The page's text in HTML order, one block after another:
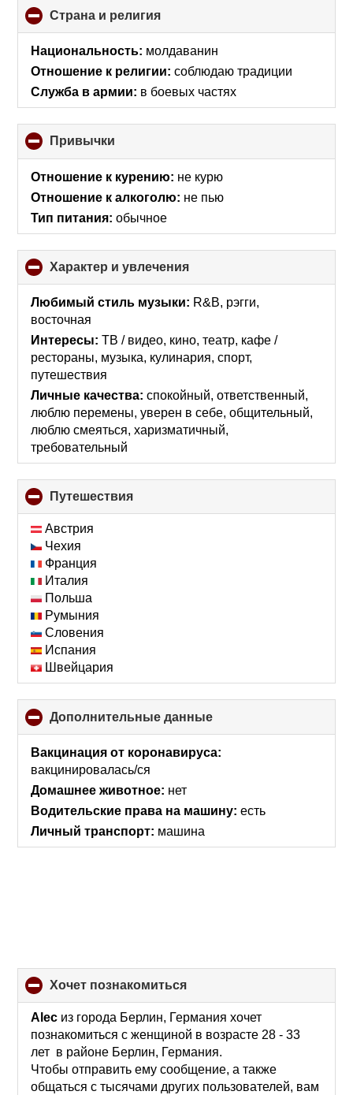
Страна и религия
to
collapse
Национальность: молдаванин
Отношение к религии: соблюдаю традиции
Служба в армии: в боевых частях
Привычки
to
collapse
contents
Отношение к курению: не курю
Отношение к алкоголю: не пью
Тип питания: обычное
Характер и увлечения
to
collapse
Любимый стиль музыки: R&B, рэгги,
восточная
Интересы: ТВ / видео, кино, театр, кафе /
рестораны, музыка, кулинария, спорт,
путешествия
Личные качества: спокойный, ответственный,
люблю перемены, уверен в себе, общительный,
люблю смеяться, харизматичный,
требовательный
Путешествия
to
Австрия
Чехия
Франция
Италия
Польша
Румыния
Словения
Испания
Швейцария
Дополнительные данные
to
collapse
Вакцинация от коронавируса:
вакцинировалась/ся
Домашнее животное: нет
Водительские права на машину: есть
Личный транспорт: машина
хочет познакомиться
to
collapse
contents
Alec из города Берлин, Германия хочет
познакомиться с женщиной в возрасте 28 - 33
лет в районе Берлин, Германия.
Чтобы отправить ему сообщение, а также
общаться с тысячами других пользователей, вам